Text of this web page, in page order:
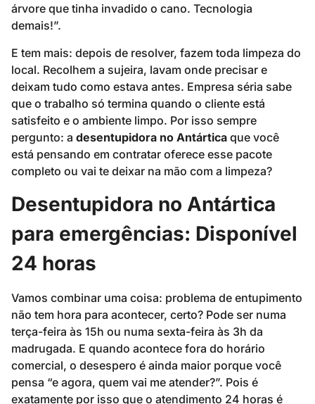
árvore que tinha invadido o cano. Tecnologia
demais!”.
E tem mais: depois de resolver, fazem toda limpeza do
local. Recolhem a sujeira, lavam onde precisar e
deixam tudo como estava antes. Empresa séria sabe
que o trabalho só termina quando o cliente está
satisfeito e o ambiente limpo. Por isso sempre
pergunto: a desentupidora no Antártica que você
está pensando em contratar oferece esse pacote
completo ou vai te deixar na mão com a limpeza?
Desentupidora no Antártica
para emergências: Disponível
24 horas
Vamos combinar uma coisa: problema de entupimento
não tem hora para acontecer, certo? Pode ser numa
terça-feira às 15h ou numa sexta-feira às 3h da
madrugada. E quando acontece fora do horário
comercial, o desespero é ainda maior porque você
pensa “e agora, quem vai me atender?”. Pois é
exatamente por isso que o atendimento 24 horas é